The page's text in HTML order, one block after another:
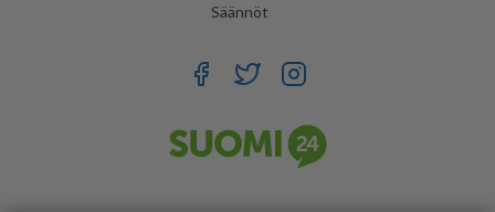
Säännöt